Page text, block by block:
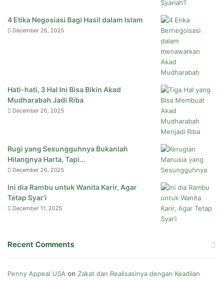
4 Etika Negosiasi Bagi Hasil dalam Islam
December 26, 2025
Hati-hati, 3 Hal Ini Bisa Bikin Akad
Mudharabah Jadi Riba
December 26, 2025
Rugi yang Sesungguhnya Bukanlah
Hilangnya Harta, Tapi…
December 26, 2025
Ini dia Rambu untuk Wanita Karir, Agar
Tetap Syar’i
December 11, 2025
Recent Comments
Penny Appeal USA on Zakat dan Realisasinya dengan Keadilan